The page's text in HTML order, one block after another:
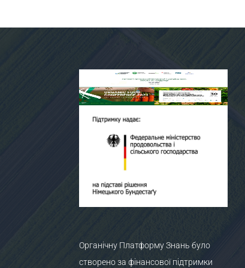
Органічну Платформу Знань було
створено за фінансової підтримки